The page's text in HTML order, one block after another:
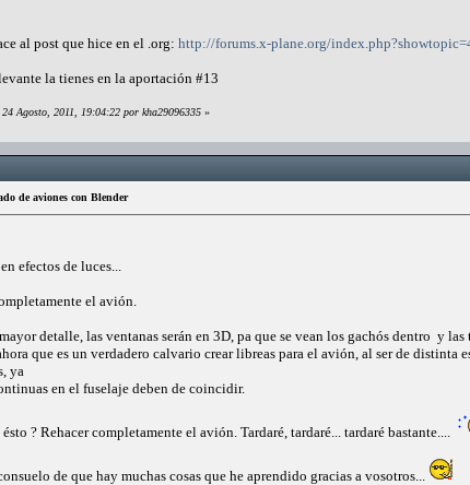
al post que hice en el .org: http://forums.x-plane.org/
la tienes en la aportación #13
Agosto, 2011, 19:04:22 por kha29096335 »
de aviones con Blender
efectos de luces...
el avión.
detalle, las ventanas serán en 3D, pa que se vean los gachós dentro y
que es un verdadero calvario crear libreas para el avión, al ser de
ya
en el fuselaje deben de coincidir.
? Rehacer completamente el avión. Tardaré, tardaré... tardaré bastante....
de que hay muchas cosas que he aprendido gracias a vosotros...